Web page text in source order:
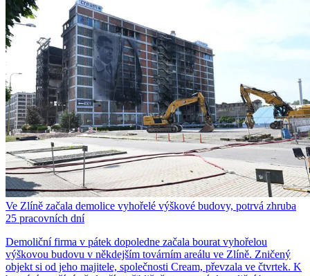
Ve Zlíně začala demolice vyhořelé výškové budovy, potrvá zhruba
25 pracovních dní
Demoliční firma v pátek dopoledne začala bourat vyhořelou
výškovou budovu v někdejším továrním areálu ve Zlíně. Zničený
objekt si od jeho majitele, společnosti Cream, převzala ve čtvrtek. K